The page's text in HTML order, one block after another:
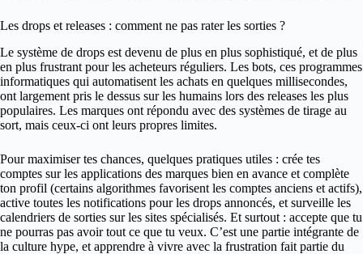
Les drops et releases : comment ne pas rater les sorties ?
Le système de drops est devenu de plus en plus sophistiqué, et de plus
en plus frustrant pour les acheteurs réguliers. Les bots, ces programmes
informatiques qui automatisent les achats en quelques millisecondes,
ont largement pris le dessus sur les humains lors des releases les plus
populaires. Les marques ont répondu avec des systèmes de tirage au
sort, mais ceux-ci ont leurs propres limites.
Pour maximiser tes chances, quelques pratiques utiles : crée tes
comptes sur les applications des marques bien en avance et complète
ton profil (certains algorithmes favorisent les comptes anciens et actifs),
active toutes les notifications pour les drops annoncés, et surveille les
calendriers de sorties sur les sites spécialisés. Et surtout : accepte que tu
ne pourras pas avoir tout ce que tu veux. C’est une partie intégrante de
la culture hype, et apprendre à vivre avec la frustration fait partie du